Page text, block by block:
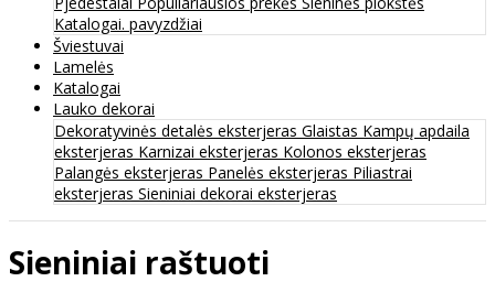
Katalogai. pavyzdžiai
Šviestuvai
Lamelės
Katalogai
Lauko dekorai
Dekoratyvinės detalės eksterjeras Glaistas Kampų apdaila
eksterjeras Karnizai eksterjeras Kolonos eksterjeras
Palangės eksterjeras Panelės eksterjeras Piliastrai
eksterjeras Sieniniai dekorai eksterjeras
Sieniniai raštuoti